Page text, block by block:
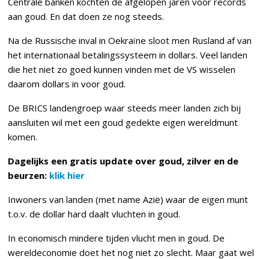
aan goud. En dat doen ze nog steeds.
Na de Russische inval in Oekraïne sloot men Rusland af van
het internationaal betalingssysteem in dollars. Veel landen
die het niet zo goed kunnen vinden met de VS wisselen
daarom dollars in voor goud.
De BRICS landengroep waar steeds meer landen zich bij
aansluiten wil met een goud gedekte eigen wereldmunt
komen.
Dagelijks een gratis update over goud, zilver en de
beurzen: klik hier
Inwoners van landen (met name Azië) waar de eigen munt
t.o.v. de dollar hard daalt vluchten in goud.
In economisch mindere tijden vlucht men in goud. De
wereldeconomie doet het nog niet zo slecht. Maar gaat wel